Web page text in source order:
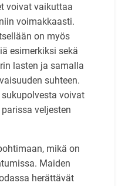
voivat vaikuttaa
voimakkaasti.
on myös
esimerkiksi sekä
lasten ja samalla
suhteen.
voivat
veljesten
mikä on
Maiden
herättävät